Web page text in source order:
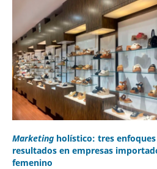
Marketingholístico: tres enfoques
resultados en empresas
femenino